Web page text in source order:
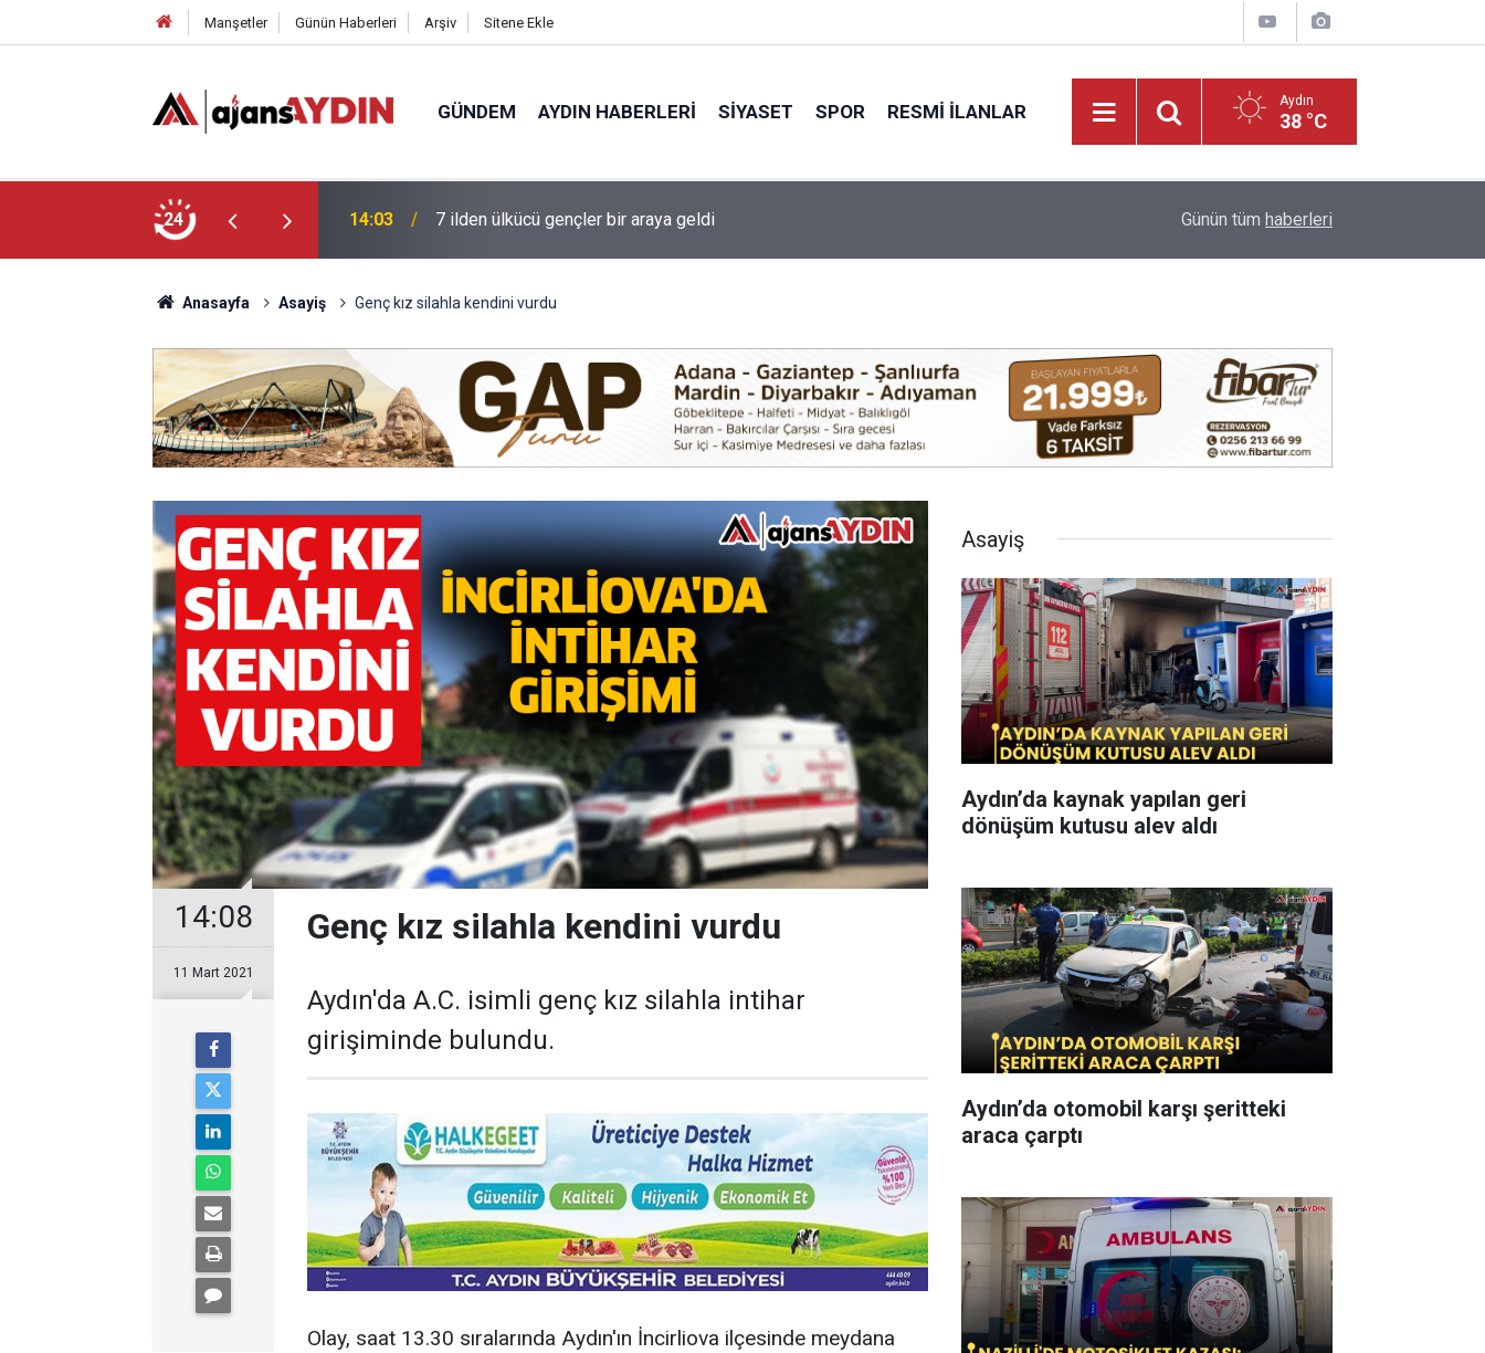
Manşetler Günün Haberleri Arşiv Sitene Ekle
GÜNDEM AYDIN HABERLERI SIYASET SPOR RESMI İLANLAR Aydın
38 °C
24 13:41 Başkan Çerçioğlu'ndan Köşk’te Altyapı Yatırımı Sultanhisar’da cami imamı kalp krizine yenik
Günün tüm haberleri
Anasayfa Asayiş Genç kız silahla kendini vurdu
14:08
11 Mart 2021
Genç kız silahla kendini vurdu
Aydın'da A.C. isimli genç kız silahla intihar
girişiminde bulundu.
Olay, saat 13.30 sıralarında Aydın'ın İncirliova ilçesinde meydana
Asayiş
Aydın’da kaynak yapılan geri
dönüşüm kutusu alev aldı
Aydın’da otomobil karşı şeritteki
araca çarptı